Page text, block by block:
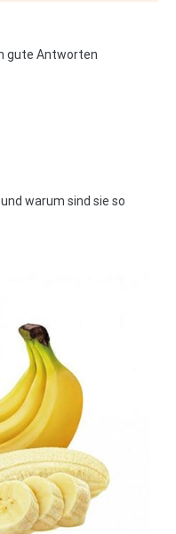
gute Antworten
warum sind sie so